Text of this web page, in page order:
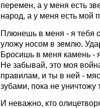
перемен, а у меня есть
народ, а у меня есть мой
Плюнешь в меня - я тебя
уложу носом в землю.
Бросишь в меня камень -
Не забывай, это моя
правилам, и ты в ней -
зубами, пока не уничтожу
И неважно, кто